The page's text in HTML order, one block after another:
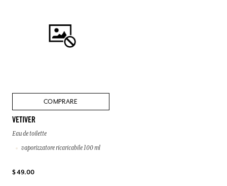
COMPRARE
VETIVER
Eau de toilette
vaporizzatore ricaricabile 100 ml
$ 49.00